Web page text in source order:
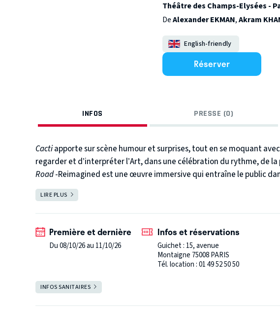
Théâtre des Champs-Elysées -
DeAlexander EKMAN,Akram
English-friendly
Réserver
INFOS PRESSE (0)
Cactiapporte sur scène humour et surprises, tout en se moquant
regarder et d’interpréter l’Art, dans une célébration du rythme, de
Road-Reimagined est une œuvre immersive qui entraîne le public
mouvement, de rituel et de transformation.
LIRE PLUS
Première et dernière
Du 08/10/26 au 11/10/26
Infos et réservations
Guichet : 15, avenue
Montaigne 75008 PARIS
Tél. location : 01 49 52 50 50
Salle ouverte
INFOS SANITAIRES